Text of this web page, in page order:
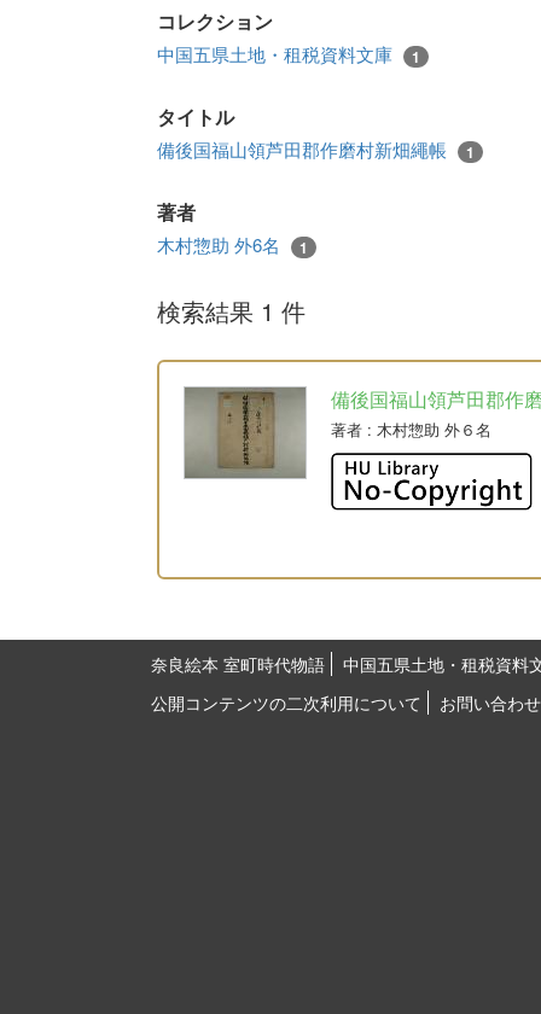
コレクション
中国五県土地・租税資料文庫 1
タイトル
備後国福山領芦田郡作磨村新畑繩帳 1
著者
木村惣助 外6名 1
検索結果 1 件
備後国福山領芦田郡作
著者 : 木村惣助 外６名
奈良絵本 室町時代物語
中国五県土地・租税資料
公開コンテンツの二次利用について
お問い合わせ